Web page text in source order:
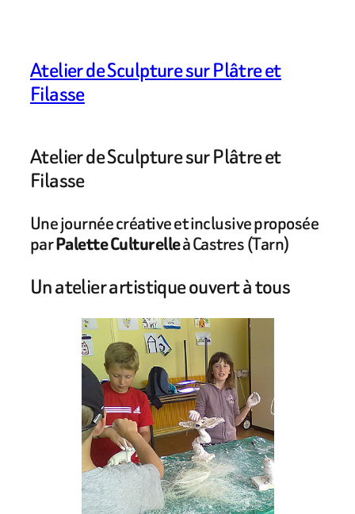
Atelier de Sculpture sur Plâtre et
Filasse
Atelier de Sculpture sur Plâtre et
Filasse
Une journée créative et inclusive proposée
parPalette Culturelleà Castres (Tarn)
Un atelier artistique ouvert à tous